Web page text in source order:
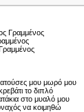
Γραμμένος
μου μωρό μου
το διπλό
στο μυαλό μου
να κοιμηθώ